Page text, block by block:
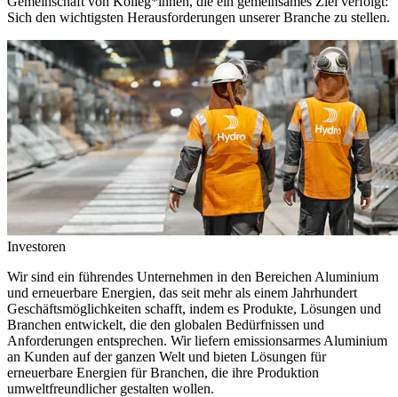
Sich den wichtigsten Herausforderungen unserer Branche zu stellen.
Investoren
Wir sind ein führendes Unternehmen in den Bereichen Aluminium
und erneuerbare Energien, das seit mehr als einem Jahrhundert
Geschäftsmöglichkeiten schafft, indem es Produkte, Lösungen und
Branchen entwickelt, die den globalen Bedürfnissen und
Anforderungen entsprechen. Wir liefern emissionsarmes Aluminium
an Kunden auf der ganzen Welt und bieten Lösungen für
erneuerbare Energien für Branchen, die ihre Produktion
umweltfreundlicher gestalten wollen.